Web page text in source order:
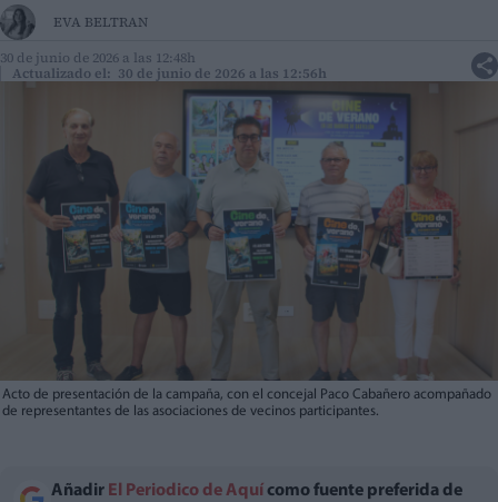
EVA BELTRAN
30 de junio de 2026 a las 12:48h
Actualizado el: 30 de junio de 2026 a las 12:56h
Acto de presentación de la campaña, con el concejal Paco Cabañero acompañado
de representantes de las asociaciones de vecinos participantes.
Añadir El Periodico de Aquí como fuente preferida de